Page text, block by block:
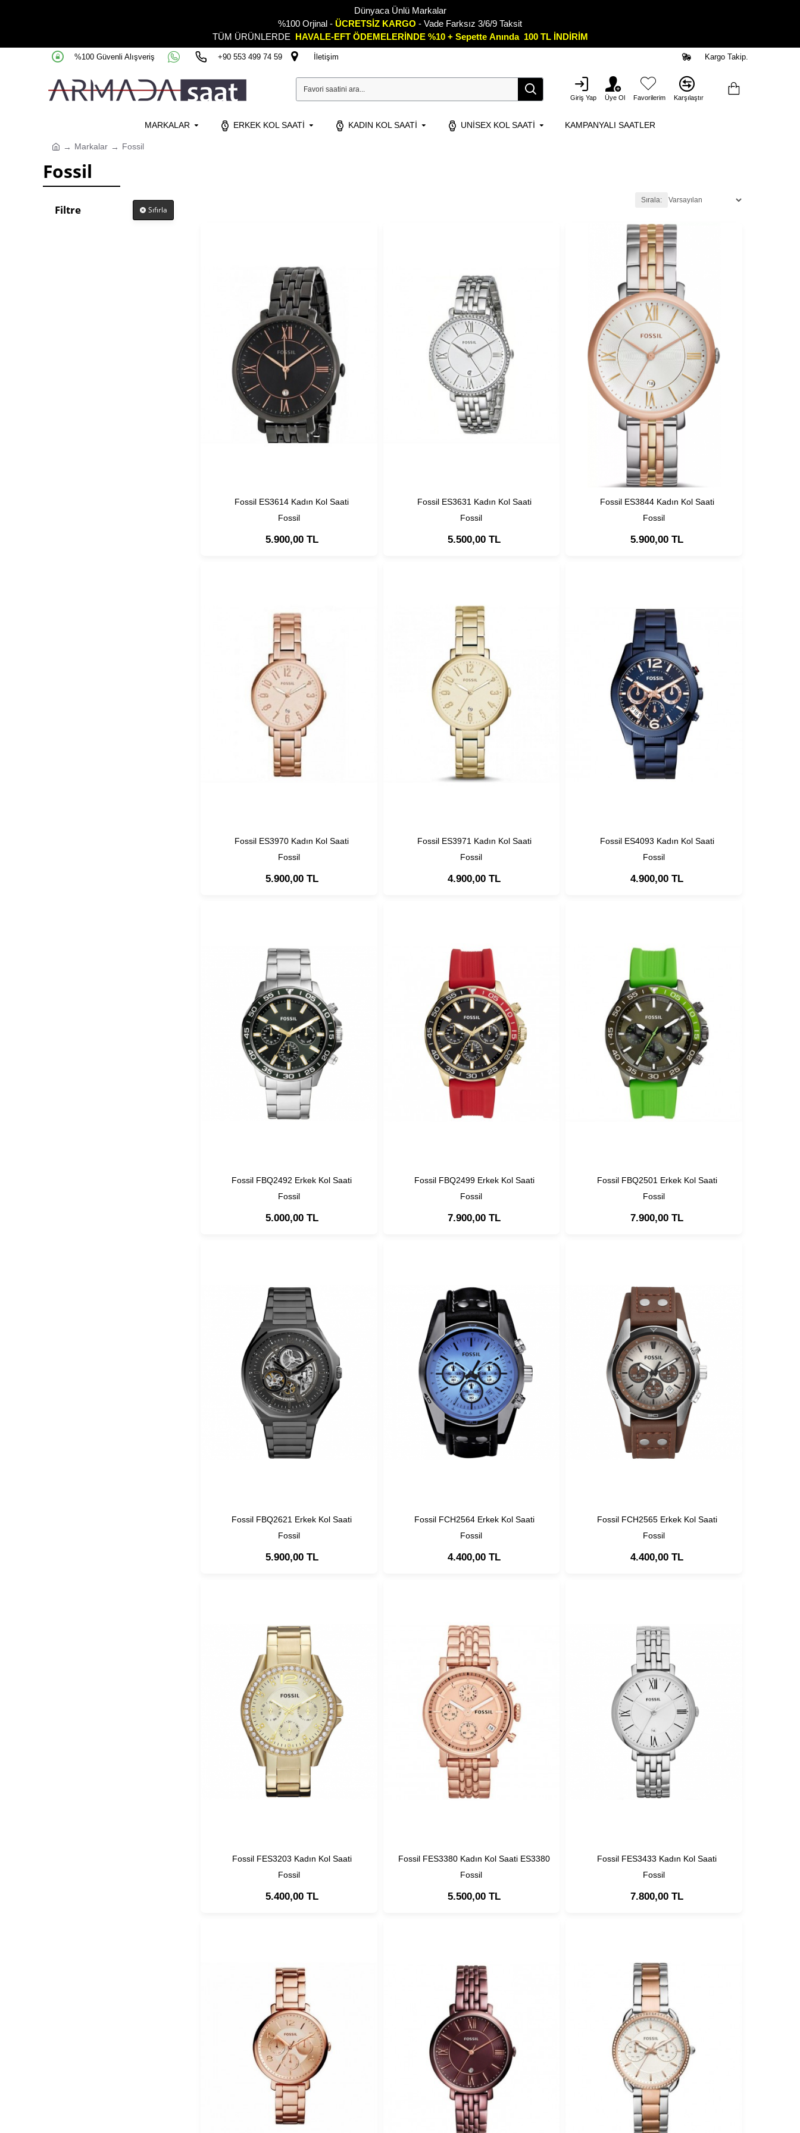
Dünyaca Ünlü Markalar
%100 Orjinal - ÜCRETSİZ KARGO - Vade Farksız 3/6/9 Taksit
TÜM ÜRÜNLERDE HAVALE-EFT ÖDEMELERİNDE %10 + Sepette Anında 100 TL İNDİRİM
%100 Güvenli Alışveriş +90 553 499 74 59 İletişim Kargo Takip.
Giriş Yap Üye Ol Favorilerim Karşılaştır
MARKALAR ERKEK KOL SAATI KADIN KOL SAATI UNISEX KOL SAATI KAMPANYALI SAATLER
Markalar Fossil
Fossil
Filtre Sıfırla
Sırala:
Fossil
Fossil ES3614 Kadın Kol Saati
5.900,00 TL
Fossil
Fossil ES3631 Kadın Kol Saati
5.500,00 TL
Fossil
Fossil ES3844 Kadın Kol Saati
5.900,00 TL
Fossil
Fossil ES3970 Kadın Kol Saati
5.900,00 TL
Fossil
Fossil ES3971 Kadın Kol Saati
4.900,00 TL
Fossil
Fossil ES4093 Kadın Kol Saati
4.900,00 TL
Fossil
Fossil FBQ2492 Erkek Kol Saati
5.000,00 TL
Fossil
Fossil FBQ2499 Erkek Kol Saati
7.900,00 TL
Fossil
Fossil FBQ2501 Erkek Kol Saati
7.900,00 TL
Fossil
Fossil FBQ2621 Erkek Kol Saati
5.900,00 TL
Fossil
Fossil FCH2564 Erkek Kol Saati
4.400,00 TL
Fossil
Fossil FCH2565 Erkek Kol Saati
4.400,00 TL
Fossil
Fossil FES3203 Kadın Kol Saati
5.400,00 TL
Fossil
Fossil FES3380 Kadın Kol Saati ES3380
5.500,00 TL
Fossil
Fossil FES3433 Kadın Kol Saati
7.800,00 TL